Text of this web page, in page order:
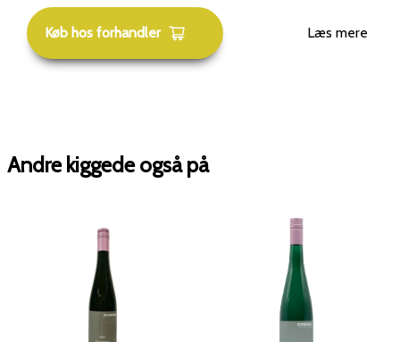
Køb hos forhandler Læs mere
Andre kiggede også på